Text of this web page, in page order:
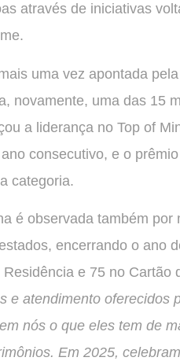
através de iniciativas
uma vez apontada
novamente, uma das 15
a liderança no Top of
consecutivo, e o
categoria.
é observada também
encerrando o ano
e 75 no Cartão
e atendimento oferecidos
nós o que eles tem de
Em 2025,